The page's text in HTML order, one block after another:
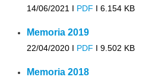
14/06/2021 I PDF I 6.154 KB
Memoria 2019
22/04/2020 I PDF I 9.502 KB
Memoria 2018